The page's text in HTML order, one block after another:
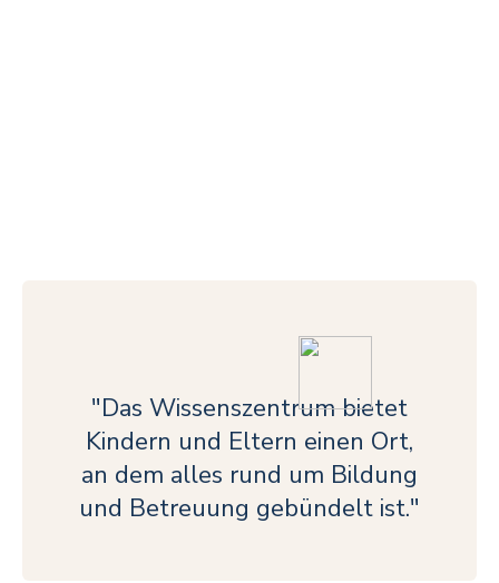
"Das Wissenszentrum bietet
Kindern und Eltern einen Ort,
an dem alles rund um Bildung
und Betreuung gebündelt ist."